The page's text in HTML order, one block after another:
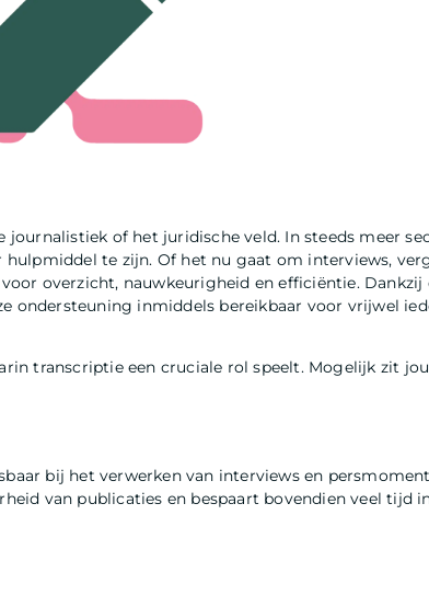
of het juridische veld. In steeds meer
te zijn. Of het nu gaat om interviews,
overzicht, nauwkeurigheid en efficiëntie. Dankzij
ondersteuning inmiddels bereikbaar voor vrijwel
transcriptie een cruciale rol speelt. Mogelijk zit
bij het verwerken van interviews en
van publicaties en bespaart bovendien veel tijd